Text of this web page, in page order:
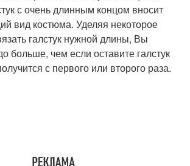
с очень длинным концом вносит
вид костюма. Уделяя некоторое
галстук нужной длины, Вы
больше, чем если оставите галстук
с первого или второго раза.